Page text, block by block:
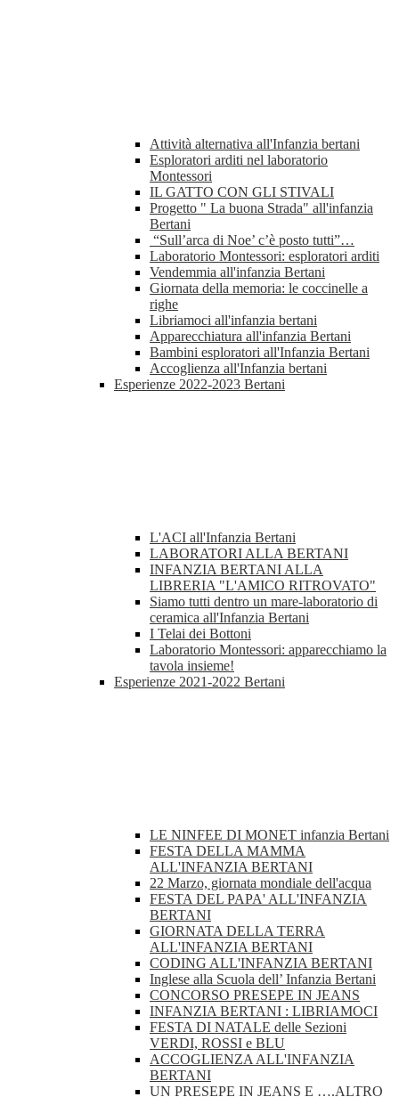
Attività alternativa all'Infanzia bertani
Esploratori arditi nel laboratorio
Montessori
IL GATTO CON GLI STIVALI
Progetto " La buona Strada" all'infanzia
Bertani
“Sull’arca di Noe’ c’è posto tutti”…
Laboratorio Montessori: esploratori arditi
Vendemmia all'infanzia Bertani
Giornata della memoria: le coccinelle a
righe
Libriamoci all'infanzia bertani
Apparecchiatura all'infanzia Bertani
Bambini esploratori all'Infanzia Bertani
Accoglienza all'Infanzia bertani
Esperienze 2022-2023 Bertani
L'ACI all'Infanzia Bertani
LABORATORI ALLA BERTANI
INFANZIA BERTANI ALLA
LIBRERIA "L'AMICO RITROVATO"
Siamo tutti dentro un mare-laboratorio di
ceramica all'Infanzia Bertani
I Telai dei Bottoni
Laboratorio Montessori: apparecchiamo la
tavola insieme!
Esperienze 2021-2022 Bertani
LE NINFEE DI MONET infanzia Bertani
FESTA DELLA MAMMA
ALL'INFANZIA BERTANI
22 Marzo, giornata mondiale dell'acqua
FESTA DEL PAPA' ALL'INFANZIA
BERTANI
GIORNATA DELLA TERRA
ALL'INFANZIA BERTANI
CODING ALL'INFANZIA BERTANI
Inglese alla Scuola dell’ Infanzia Bertani
CONCORSO PRESEPE IN JEANS
INFANZIA BERTANI : LIBRIAMOCI
FESTA DI NATALE delle Sezioni
VERDI, ROSSI e BLU
ACCOGLIENZA ALL'INFANZIA
BERTANI
UN PRESEPE IN JEANS E ….ALTRO